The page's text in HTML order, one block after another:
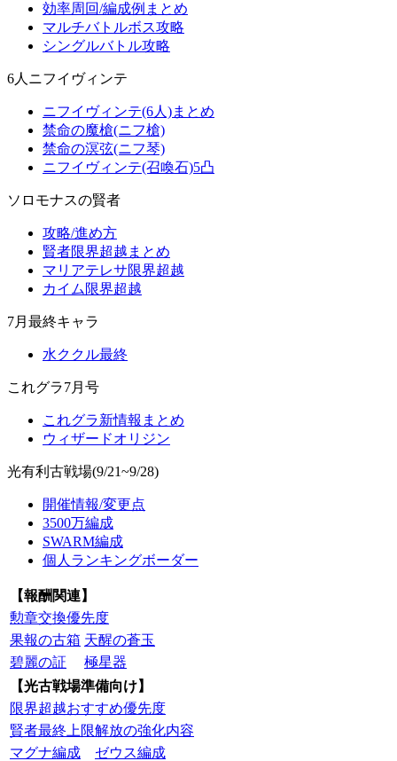
効率周回/編成例まとめ
マルチバトルボス攻略
シングルバトル攻略
6人ニフイヴィンテ
ニフイヴィンテ(6人)まとめ
禁命の魔槍(ニフ槍)
禁命の溟弦(ニフ琴)
ニフイヴィンテ(召喚石)5凸
ソロモナスの賢者
攻略/進め方
賢者限界超越まとめ
マリアテレサ限界超越
カイム限界超越
7月最終キャラ
水ククル最終
これグラ7月号
これグラ新情報まとめ
ウィザードオリジン
光有利古戦場(9/21~9/28)
開催情報/変更点
3500万編成
SWARM編成
個人ランキングボーダー
【報酬関連】
勲章交換優先度
果報の古箱 天醒の蒼玉
碧麗の証
極星器
【光古戦場準備向け】
限界超越おすすめ優先度
賢者最終上限解放の強化内容
マグナ編成
ゼウス編成